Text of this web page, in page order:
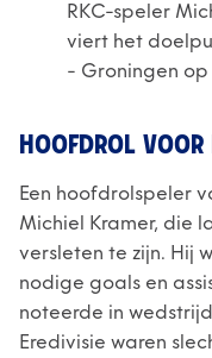
RKC-speler
viert het
- Groningen op
HOOFDROL VOOR
Een hoofdrolspeler
Michiel Kramer, die
versleten te zijn. Hij
nodige goals en
noteerde in
Eredivisie waren